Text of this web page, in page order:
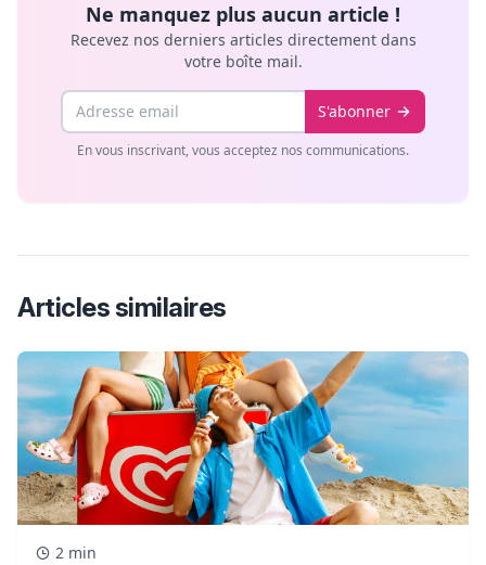
Ne manquez plus aucun article !
Recevez nos derniers articles directement dans
votre boîte mail.
Email S'abonner
En vous inscrivant, vous acceptez nos communications.
Articles similaires
2 min